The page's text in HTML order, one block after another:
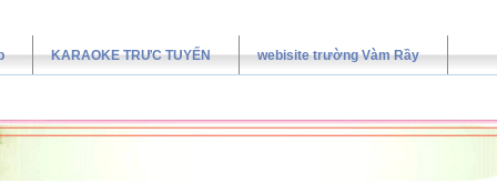
KARAOKE TRƯC TUYẾN webisite trường Vàm Rầy